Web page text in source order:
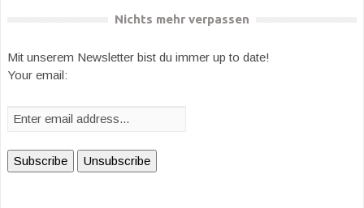
Nichts mehr verpassen
Mit unserem Newsletter bist du immer up to date!
Your email: